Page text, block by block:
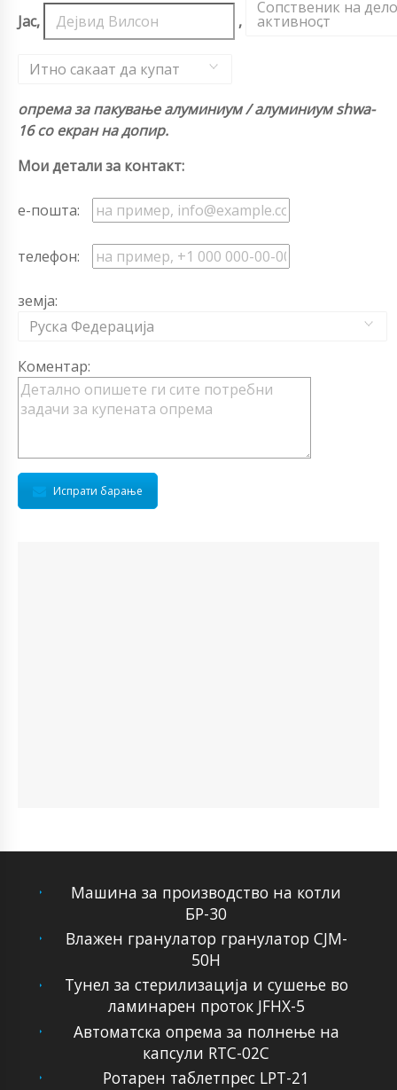
Јас, ,
Сопственик на
активност
,
Итно сакаат да купат
опрема за пакување алуминиум / алуминиум shwa-
16 со екран на допир.
Мои детали за контакт:
е-пошта:
телефон:
земја:
Руска Федерација
Коментар:
Испрати барање
Машина за производство на котли
БР-30
Влажен гранулатор гранулатор CJM-
50H
Тунел за стерилизација и сушење во
ламинарен проток JFHX-5
Автоматска опрема за полнење на
капсули RTC-02C
Ротарен таблетпрес LPT-21